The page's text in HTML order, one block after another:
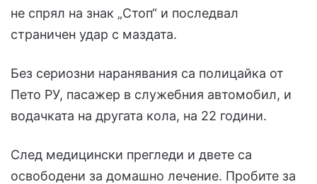
не спрял на знак „Стоп“ и последвал
страничен удар с маздата.
Без сериозни наранявания са полицайка от
Пето РУ, пасажер в служебния автомобил, и
водачката на другата кола, на 22 години.
След медицински прегледи и двете са
освободени за домашно лечение. Пробите за